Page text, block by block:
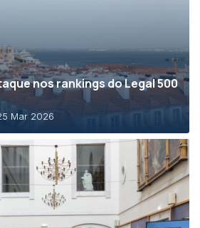
nos rankings do Legal 500
Mar 2026